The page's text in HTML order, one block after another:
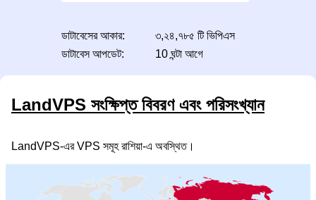
ডাটাবেসের আকার:
৩,২৪,৭৮৫ টি ভিপিএস
ডাটাবেস আপডেট:
10 ঘন্টা আগে
LandVPS সংক্ষিপ্ত বিবরণ এবং পরিসংখ্যান
LandVPS-এর VPS সমূহ রাশিয়া-এ অবস্থিত।